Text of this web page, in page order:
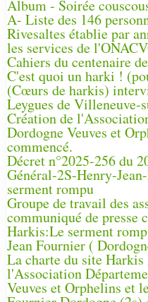
Album - Soirée
A- Liste des 146
Rivesaltes établie par
les services de
Cahiers du centenaire
C'est quoi un harki !
(Cœurs de harkis)
Leygues de Villeneuve-
Création de
Dordogne Veuves et
commencé.
Décret n°2025-256 du
Général-2S-Henry-
serment rompu
Groupe de travail des
communiqué de
Harkis:Le serment
Jean Fournier (
La charte du site Harkis
l'Association
Veuves et Orphelins et